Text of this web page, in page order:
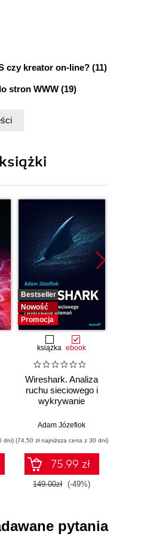
czy kreator on-line? (11)
stron WWW (19)
Google (51)
(71)
WordPress i Nazwa.pl (75)
blogów (76)
(87)
w jednym worku (92)
oceny (107)
dni)
Bestseller
Nowość
Promocja
książka ebook
Wireshark. Analiza
ruchu sieciowego i
wykrywanie
Adam Józefiok
(74,50 zł najniższa cena z 30 dni)
75.99 zł
149.00zł (-49%)
pytania